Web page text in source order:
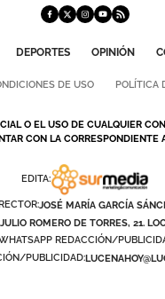
DEPORTES OPINIÓN
DE USO POLÍTICA
O EL USO DE CUALQUIER
CON LA
EDITA:
JOSÉ MARÍA GARCÍA
JULIO ROMERO DE TORRES, 21.
REDACCIÓN/
PUBLICIDAD: